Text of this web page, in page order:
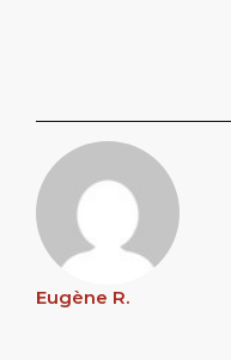
Eugène R.